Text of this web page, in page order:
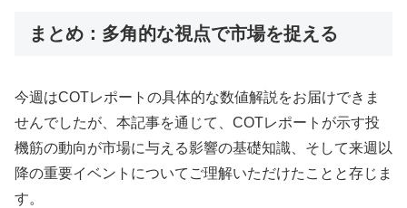
まとめ：多角的な視点で市場を捉える
今週はCOTレポートの具体的な数値解説をお届けできま
せんでしたが、本記事を通じて、COTレポートが示す投
機筋の動向が市場に与える影響の基礎知識、そして来週以
降の重要イベントについてご理解いただけたことと存じま
す。